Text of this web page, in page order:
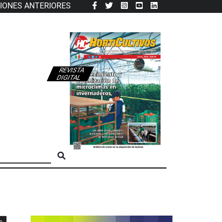
ANTERIORES
REVISTA
DIGITAL